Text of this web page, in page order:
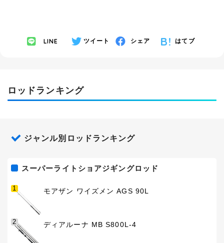
LINE ツイート シェア はてブ
ロッドランキング
ジャンル別ロッドランキング
スーパーライトショアジギングロッド
1 モアザン ワイズメン AGS 90L
2 ディアルーナ MB S800L-4